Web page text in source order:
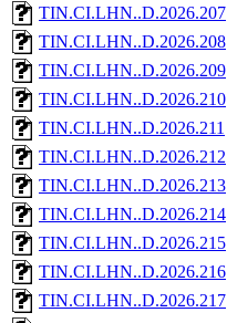
TIN.CI.LHN..D.2026.207
TIN.CI.LHN..D.2026.208
TIN.CI.LHN..D.2026.209
TIN.CI.LHN..D.2026.210
TIN.CI.LHN..D.2026.211
TIN.CI.LHN..D.2026.212
TIN.CI.LHN..D.2026.213
TIN.CI.LHN..D.2026.214
TIN.CI.LHN..D.2026.215
TIN.CI.LHN..D.2026.216
TIN.CI.LHN..D.2026.217